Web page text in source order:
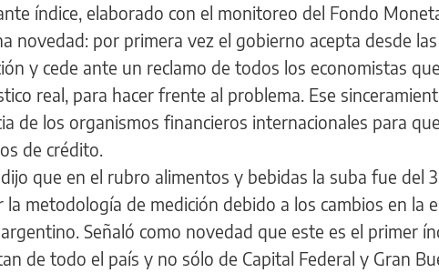
índice, elaborado con el monitoreo del Fondo
novedad: por primera vez el gobierno acepta desde
y cede ante un reclamo de todos los economistas
real, para hacer frente al problema. Ese
de los organismos financieros internacionales para
de crédito.
que en el rubro alimentos y bebidas la suba fue del
la metodología de medición debido a los cambios en la
Señaló como novedad que este es el primer
de todo el país y no sólo de Capital Federal y Gran